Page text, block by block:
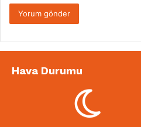
Hava Durumu